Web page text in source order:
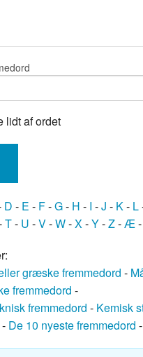
lidt af ordet
D - E - F-G- H - I -J - K- L
T- U -V-W-X-Y-Z-Æ-
græske fremmedord -
fremmedord -
fremmedord - Kemisk
- De 10 nyeste fremmedord -